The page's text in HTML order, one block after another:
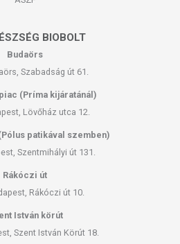
BIOBOLT
Budaörs
Szabadság út 61.
(Príma kijáratánál)
Lövőház utca 12.
patikával szemben)
Szentmihályi út 131.
Rákóczi út
Rákóczi út 10.
István körút
Szent István Körút 18.